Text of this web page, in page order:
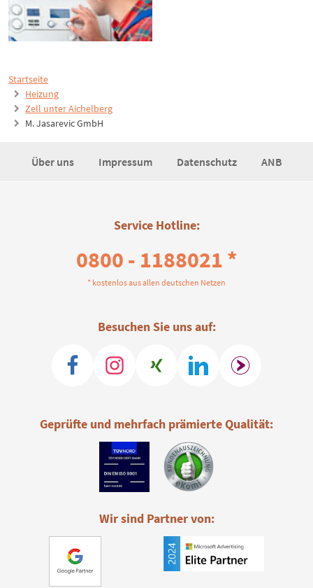
Startseite
Heizung
Zell unter Aichelberg
M. Jasarevic GmbH
Über uns Impressum Datenschutz ANB
Service Hotline:
0800 - 1188021 *
* kostenlos aus allen deutschen Netzen
Besuchen Sie uns auf:
Geprüfte und mehrfach prämierte Qualität:
Wir sind Partner von: